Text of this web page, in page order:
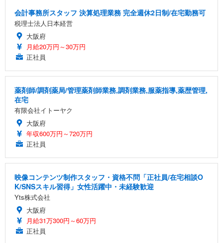
会計事務所スタッフ 決算処理業務 完全週休2日制/在宅勤務可
税理士法人日本経営
大阪府
月給20万円～30万円
正社員
薬剤師/調剤薬局/管理薬剤師業務,調剤業務,服薬指導,薬歴管理,
在宅
有限会社イトーヤク
大阪府
年収600万円～720万円
正社員
映像コンテンツ制作スタッフ・資格不問「正社員/在宅相談O
K/SNSスキル習得」女性活躍中・未経験歓迎
Yts株式会社
大阪府
月給31万300円～60万円
正社員